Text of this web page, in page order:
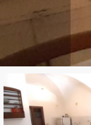
-
multiscelta
Qualsiasi
Residenziali